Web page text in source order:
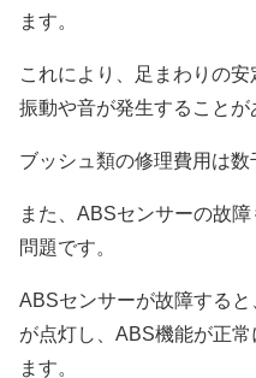
ます。
これにより、足まわりの
振動や音が発生することが
ブッシュ類の修理費用は数
また、ABSセンサーの故
問題です。
ABSセンサーが故障する
が点灯し、ABS機能が正
ます。